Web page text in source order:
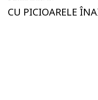
CU PICIOARELE